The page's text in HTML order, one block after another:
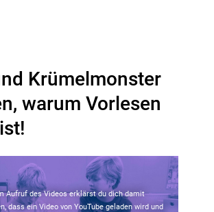
Krümelmonster
warum Vorlesen
Aufruf des Videos erklärst du dich damit
dass ein Video von YouTube geladen wird und